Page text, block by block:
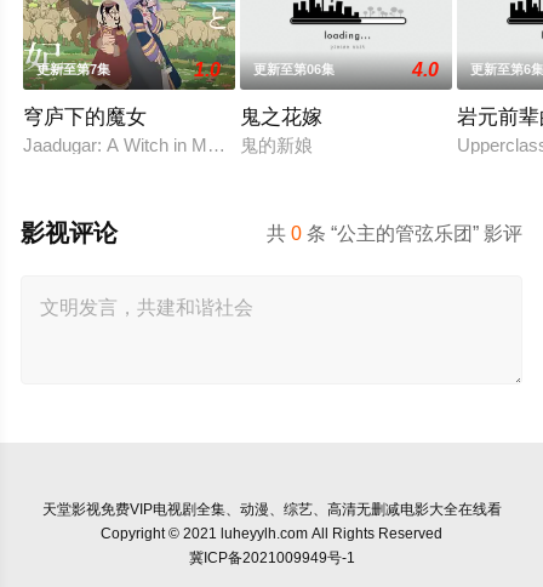
更新至第7集 1.0
穹庐下的魔女
Jaadugar: A Witch in Mongolia
更新至第06集 4.0
鬼之花嫁
鬼的新娘
更新至第6
岩元前
共0 条 “公主的管弦乐团” 影评
影视评论
天堂影视免费VIP电视剧全集、动漫、综艺、高清无删减电影大全在线看
Copyright © 2021 luheyylh.com All Rights Reserved
冀ICP备2021009949号-1